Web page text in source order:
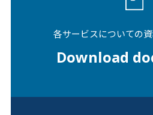
各サービスについての
Download